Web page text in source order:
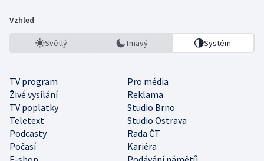
Vzhled
Světlý Tmavý Systém
TV program
Pro média
Živé vysílání
Reklama
TV poplatky
Studio Brno
Teletext
Studio Ostrava
Podcasty
Rada ČT
Počasí
Kariéra